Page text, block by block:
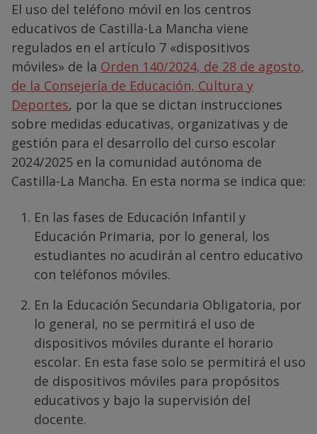
El uso del teléfono móvil en los centros
educativos de Castilla-La Mancha viene
regulados en el artículo 7 «dispositivos
móviles» de la Orden 140/2024, de 28 de agosto,
de la Consejería de Educación, Cultura y
Deportes, por la que se dictan instrucciones
sobre medidas educativas, organizativas y de
gestión para el desarrollo del curso escolar
2024/2025 en la comunidad autónoma de
Castilla-La Mancha. En esta norma se indica que:
En las fases de Educación Infantil y
Educación Primaria, por lo general, los
estudiantes no acudirán al centro educativo
con teléfonos móviles.
En la Educación Secundaria Obligatoria, por
lo general, no se permitirá el uso de
dispositivos móviles durante el horario
escolar. En esta fase solo se permitirá el uso
de dispositivos móviles para propósitos
educativos y bajo la supervisión del
docente.